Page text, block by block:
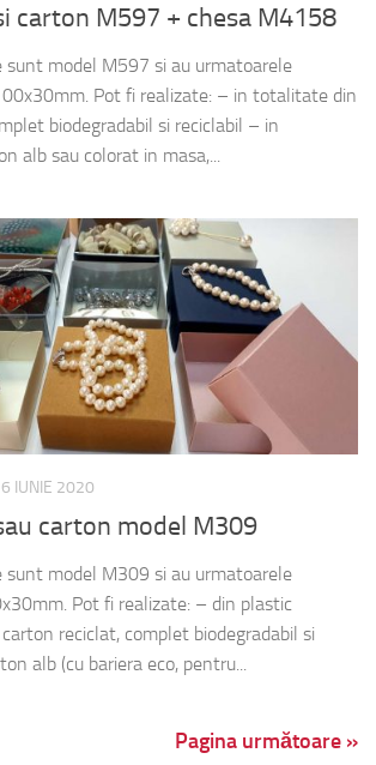
carton M597 + chesa M4158
sunt model M597 si au urmatoarele
Pot fi realizate: – in totalitate din
biodegradabil si reciclabil – in
alb sau colorat in masa,...
IUNIE 2020
carton model M309
sunt model M309 si au urmatoarele
Pot fi realizate: – din plastic
reciclat, complet biodegradabil si
alb (cu bariera eco, pentru...
Pagina următoare »